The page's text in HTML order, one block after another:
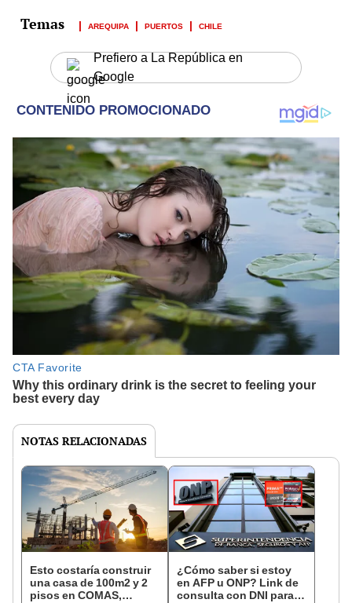
AREQUIPA PUERTOS CHILE
Prefiero a La República en
Google
NOTAS RELACIONADAS
Esto costaría construir
una casa de 100m2 y 2
pisos en COMAS,
¿Cómo saber si estoy
en AFP u ONP? Link de
consulta con DNI para